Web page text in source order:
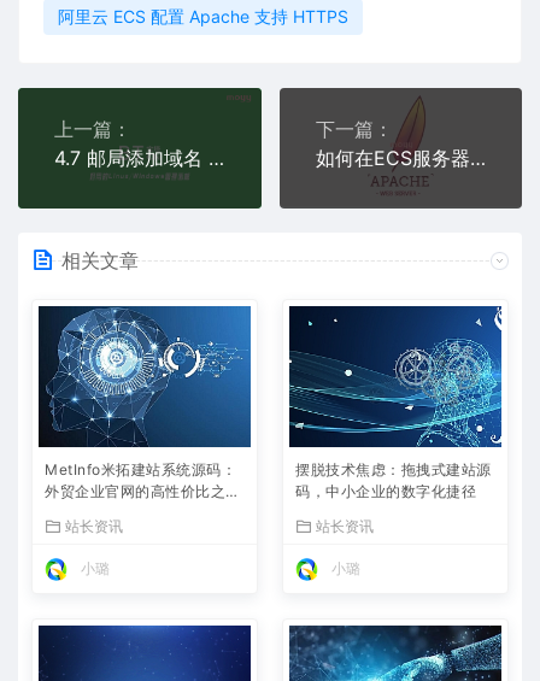
阿里云 ECS 配置 Apache 支持 HTTPS
上一篇：
4.7 邮局添加域名 A记录解析失败
下一篇：
如何在ECS服务器上使用Apache实现客户端访问限速（Windows环境）
相关文章
MetInfo米拓建站系统源码：
外贸企业官网的高性价比之
站长资讯
小璐
摆脱技术焦虑：拖拽式建站源
码，中小企业的数字化捷径
站长资讯
小璐